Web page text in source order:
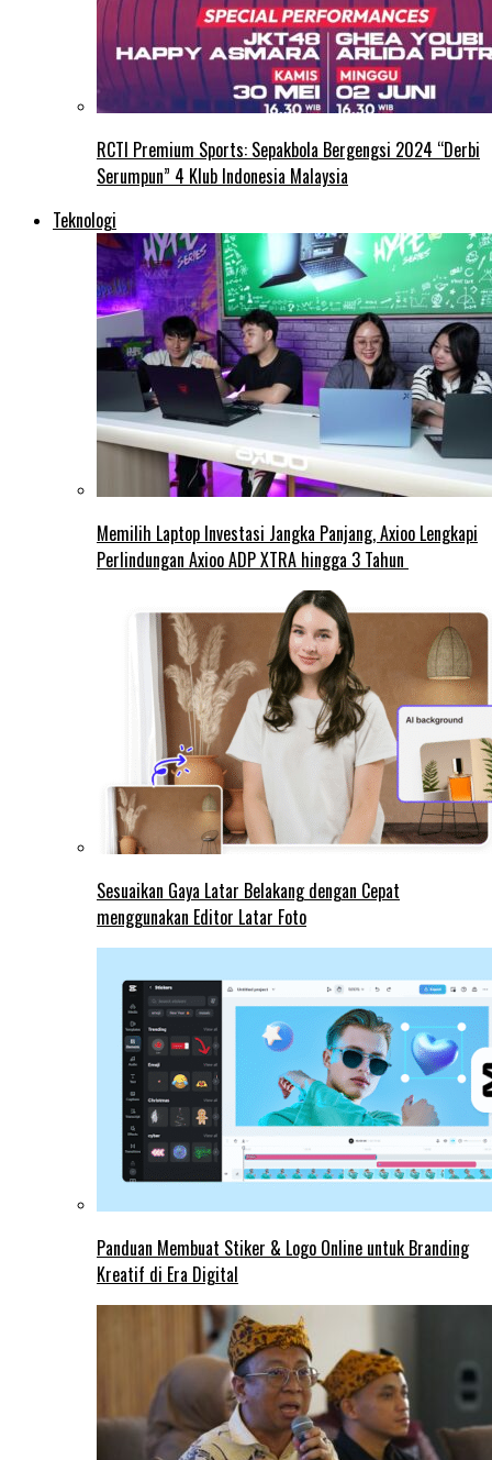
RCTI Premium Sports: Sepakbola Bergengsi 2024 “Derbi
Serumpun” 4 Klub Indonesia Malaysia
Teknologi
Memilih Laptop Investasi Jangka Panjang, Axioo Lengkapi
Perlindungan Axioo ADP XTRA hingga 3 Tahun
Sesuaikan Gaya Latar Belakang dengan Cepat
menggunakan Editor Latar Foto
Panduan Membuat Stiker & Logo Online untuk Branding
Kreatif di Era Digital